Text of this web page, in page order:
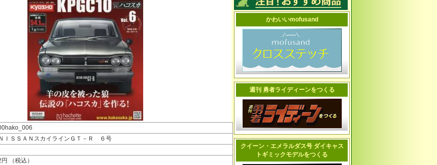
ＩＳＳＡＮスカイラインＧＴ－Ｒ ６号
（税込）
かわいいmofusand
週刊 勇者ライディーンをつくる
クイーン・エメラルダス号 ダイキャス
トギミックモデルをつくる